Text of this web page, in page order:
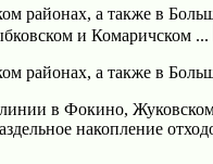
районах, а также в
и Комаричском ...
районах, а также в
в Фокино,
накопление